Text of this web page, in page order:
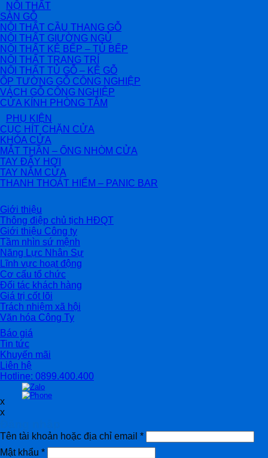
NỘI THẤT
SÀN GỖ
NỘI THẤT CẦU THANG GỖ
NỘI THẤT GIƯỜNG NGỦ
NỘI THẤT KỆ BẾP – TỦ BẾP
NỘI THẤT TRANG TRÍ
NỘI THẤT TỦ GỖ – KỆ GỖ
ỐP TƯỜNG GỖ CÔNG NGHIỆP
VÁCH GỖ CÔNG NGHIỆP
CỬA KÍNH PHÒNG TẮM
PHỤ KIỆN
CỤC HÍT CHẶN CỬA
KHÓA CỬA
MẮT THẦN – ỐNG NHÒM CỬA
TAY ĐẨY HƠI
TAY NẮM CỬA
THANH THOÁT HIỂM – PANIC BAR
Giới thiệu
Thông điệp chủ tịch HĐQT
Giới thiệu Công ty
Tầm nhìn sứ mệnh
Năng Lực Nhân Sự
Lĩnh vực hoạt động
Cơ cấu tổ chức
Đối tác khách hàng
Giá trị cốt lõi
Trách nhiệm xã hội
Văn hóa Công Ty
Báo giá
Tin tức
Khuyến mãi
Liên hệ
Hotline: 0899.400.400
x
x
Tên tài khoản hoặc địa chỉ email *
Mật khẩu *